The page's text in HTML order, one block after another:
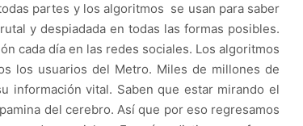
partes y los algoritmos se usan para saber
y despiadada en todas las formas posibles.
cada día en las redes sociales. Los algoritmos
los usuarios del Metro. Miles de millones de
información vital. Saben que estar mirando el
del cerebro. Así que por eso regresamos